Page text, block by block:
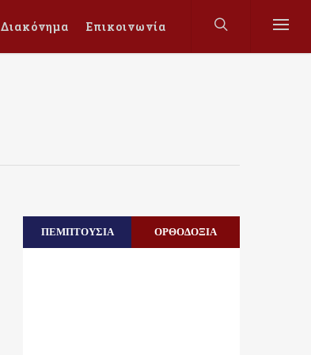
Διακόνημα Επικοινωνία
ΠΕΜΠΤΟΥΣΙΑ ΟΡΘΟΔΟΞΙΑ